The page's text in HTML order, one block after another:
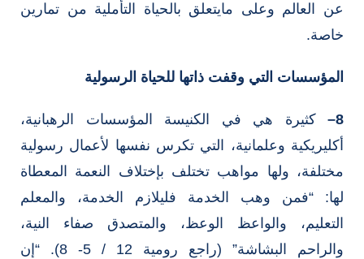
عن العالم وعلى مايتعلق بالحياة التأملية من تمارين
خاصة.
المؤسسات التي وقفت ذاتها للحياة الرسولية
8
–كثيرة هي في الكنيسة المؤسسات الرهبانية،
أكليريكية وعلمانية، التي تكرس نفسها لأعمال رسولية
مختلفة، ولها مواهب تختلف بإختلاف النعمة المعطاة
لها: “فمن وهب الخدمة فليلازم الخدمة، والمعلم
التعليم، والواعظ الوعظ، والمتصدق صفاء النية،
والراحم البشاشة” (راجع رومية 12 / 5- 8). “إن